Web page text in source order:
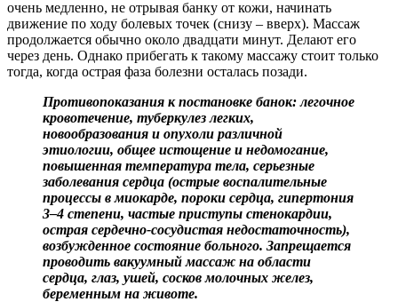
очень медленно, не отрывая банку от кожи, начинать
движение по ходу болевых точек (снизу – вверх). Массаж
продолжается обычно около двадцати минут. Делают его
через день. Однако прибегать к такому массажу стоит только
тогда, когда острая фаза болезни осталась позади.
Противопоказания к постановке банок: легочное
кровотечение, туберкулез легких,
новообразования и опухоли различной
этиологии, общее истощение и недомогание,
повышенная температура тела, серьезные
заболевания сердца (острые воспалительные
процессы в миокарде, пороки сердца, гипертония
3–4 степени, частые приступы стенокардии,
острая сердечно-сосудистая недостаточность),
возбужденное состояние больного. Запрещается
проводить вакуумный массаж на области
сердца, глаз, ушей, сосков молочных желез,
беременным на животе.